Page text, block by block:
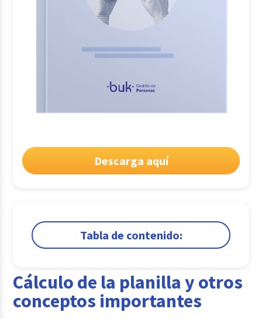
Descarga aquí
Tabla de contenido:
2.Sistema de planillas
Comparte
Cálculo de la planilla y otros
conceptos importantes